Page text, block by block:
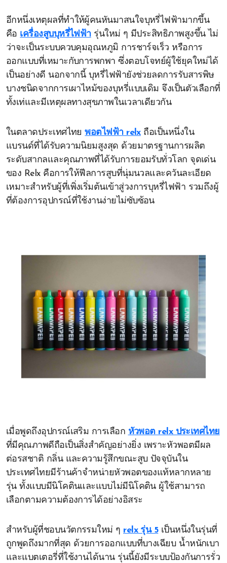
อีกหนึ่งเหตุผลที่ทำให้ผู้คนหันมาสนใจบุหรี่ไฟฟ้ามากขึ้น
คือ เครื่องสูบบุหรี่ไฟฟ้ารุ่นใหม่ ๆ มีประสิทธิภาพสูงขึ้น ไม่
ว่าจะเป็นระบบควบคุมอุณหภูมิ การชาร์จเร็ว หรือการ
ออกแบบที่เหมาะกับการพกพา ซึ่งตอบโจทย์ผู้ใช้ยุคใหม่ได้
เป็นอย่างดี นอกจากนี้ บุหรี่ไฟฟ้ายังช่วยลดการรับสารพิษ
บางชนิดจากการเผาไหม้ของบุหรี่แบบเดิม จึงเป็นตัวเลือกที่
ทั้งเท่และมีเหตุผลทางสุขภาพในเวลาเดียวกัน
ในตลาดประเทศไทยพอตไฟฟ้า relxถือเป็นหนึ่งใน
แบรนด์ที่ได้รับความนิยมสูงสุด ด้วยมาตรฐานการผลิต
ระดับสากลและคุณภาพที่ได้รับการยอมรับทั่วโลก จุดเด่น
ของ Relx คือการให้ฟีลการสูบที่นุ่มนวลและควันละเอียด
เหมาะสำหรับผู้ที่เพิ่งเริ่มต้นเข้าสู่วงการบุหรี่ไฟฟ้า รวมถึงผู้
ที่ต้องการอุปกรณ์ที่ใช้งานง่ายไม่ซับซ้อน
เมื่อพูดถึงอุปกรณ์เสริม การเลือก หัวพอต relx ประเทศไทย
ที่มีคุณภาพดีถือเป็นสิ่งสำคัญอย่างยิ่ง เพราะหัวพอตมีผล
ต่อรสชาติ กลิ่น และความรู้สึกขณะสูบ ปัจจุบันใน
ประเทศไทยมีร้านค้าจำหน่ายหัวพอตของแท้หลากหลาย
รุ่น ทั้งแบบมีนิโคตินและแบบไม่มีนิโคติน ผู้ใช้สามารถ
เลือกตามความต้องการได้อย่างอิสระ
สำหรับผู้ที่ชอบนวัตกรรมใหม่ ๆ relx รุ่น 5เป็นหนึ่งในรุ่นที่
ถูกพูดถึงมากที่สุด ด้วยการออกแบบที่บางเฉียบ น้ำหนักเบา
และแบตเตอรี่ที่ใช้งานได้นาน รุ่นนี้ยังมีระบบป้องกันการรั่ว